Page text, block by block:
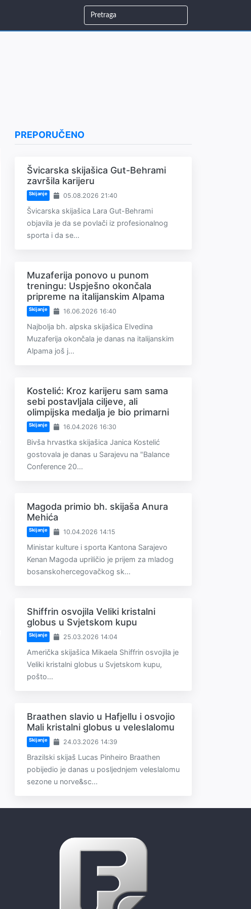
PREPORUČENO
Švicarska skijašica Gut-Behrami
završila karijeru
Skijanje 05.08.2026 21:40
Švicarska skijašica Lara Gut-Behrami
objavila je da se povlači iz profesionalnog
sporta i da se...
Muzaferija ponovo u punom
treningu: Uspješno okončala
pripreme na italijanskim Alpama
Skijanje 16.06.2026 16:40
Najbolja bh. alpska skijašica Elvedina
Muzaferija okončala je danas na italijanskim
Alpama još j...
Kostelić: Kroz karijeru sam sama
sebi postavljala ciljeve, ali
olimpijska medalja je bio primarni
Skijanje 16.04.2026 16:30
Bivša hrvastka skijašica Janica Kostelić
gostovala je danas u Sarajevu na "Balance
Conference 20...
Magoda primio bh. skijaša Anura
Mehića
Skijanje 10.04.2026 14:15
Ministar kulture i sporta Kantona Sarajevo
Kenan Magoda upriličio je prijem za mladog
bosanskohercegovačkog sk...
Shiffrin osvojila Veliki kristalni
globus u Svjetskom kupu
Skijanje 25.03.2026 14:04
Američka skijašica Mikaela Shiffrin osvojila je
Veliki kristalni globus u Svjetskom kupu,
pošto...
Braathen slavio u Hafjellu i osvojio
Mali kristalni globus u veleslalomu
Skijanje 24.03.2026 14:39
Brazilski skijaš Lucas Pinheiro Braathen
pobijedio je danas u posljednjem veleslalomu
sezone u norve&sc...